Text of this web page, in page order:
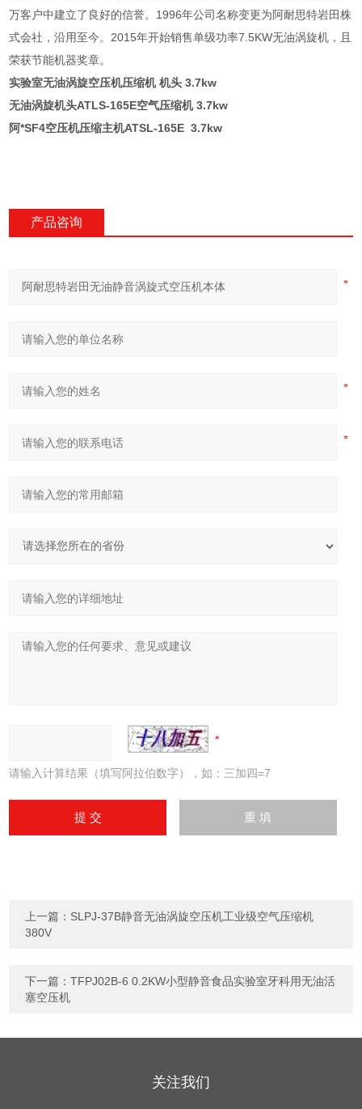
万客户中建立了良好的信誉。1996年公司名称变更为阿耐思特岩田株
式会社，沿用至今。2015年开始销售单级功率7.5KW无油涡旋机，且
荣获节能机器奖章。
实验室无油涡旋空压机压缩机 机头 3.7kw
无油涡旋机头ATLS-165E空气压缩机 3.7kw
阿*SF4空压机压缩主机ATSL-165E 3.7kw
产品咨询
请输入计算结果（填写阿拉伯数字），如：三加四=7
上一篇： SLPJ-37B静音无油涡旋空压机工业级空气压缩机
380V
下一篇：TFPJ02B-6 0.2KW小型静音食品实验室牙科用无油活
塞空压机
关注我们